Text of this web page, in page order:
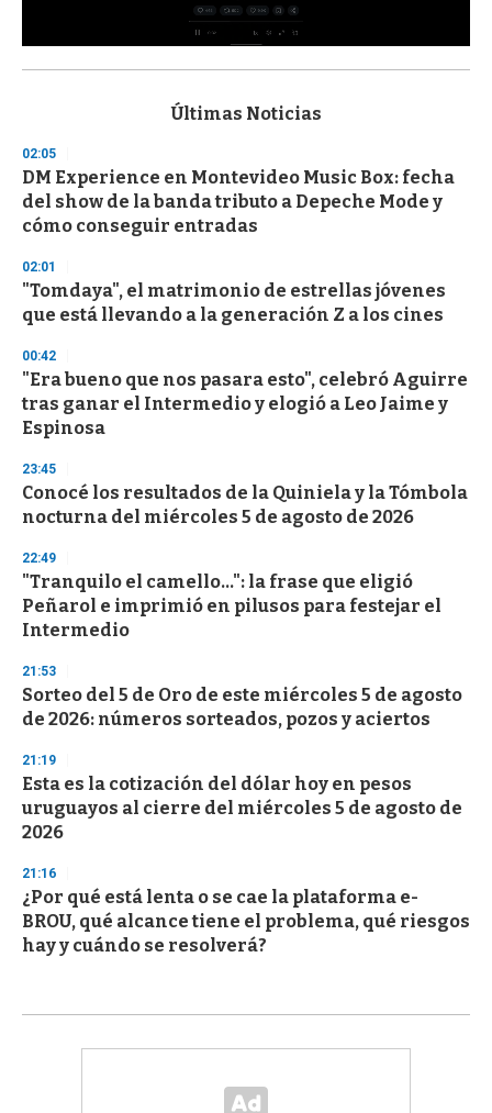
s
d
s
o
f
3
s
e
o
d
s
Últimas Noticias
02:05
DM Experience en Montevideo Music Box: fecha
del show de la banda tributo a Depeche Mode y
cómo conseguir entradas
02:01
"Tomdaya", el matrimonio de estrellas jóvenes
que está llevando a la generación Z a los cines
00:42
"Era bueno que nos pasara esto", celebró Aguirre
tras ganar el Intermedio y elogió a Leo Jaime y
Espinosa
23:45
Conocé los resultados de la Quiniela y la Tómbola
nocturna del miércoles 5 de agosto de 2026
22:49
"Tranquilo el camello...": la frase que eligió
Peñarol e imprimió en pilusos para festejar el
Intermedio
21:53
Sorteo del 5 de Oro de este miércoles 5 de agosto
de 2026: números sorteados, pozos y aciertos
21:19
Esta es la cotización del dólar hoy en pesos
uruguayos al cierre del miércoles 5 de agosto de
2026
21:16
¿Por qué está lenta o se cae la plataforma e-
BROU, qué alcance tiene el problema, qué riesgos
hay y cuándo se resolverá?